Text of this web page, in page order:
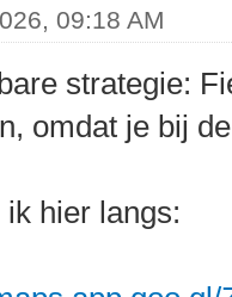
09:18 AM
strategie:
omdat je bij
hier langs: